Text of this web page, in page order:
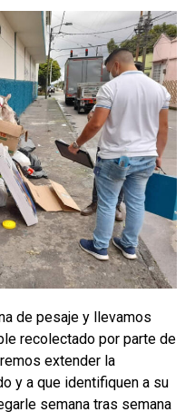
de pesaje y llevamos
recolectado por parte de
extender la
y a que identifiquen a su
semana tras semana